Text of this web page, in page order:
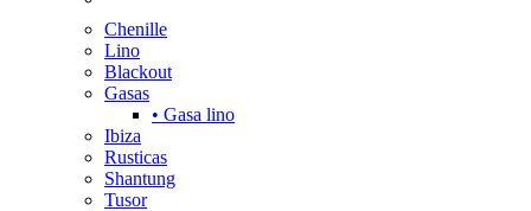
Chenille
Lino
Blackout
Gasas
• Gasa lino
Ibiza
Rusticas
Shantung
Tusor